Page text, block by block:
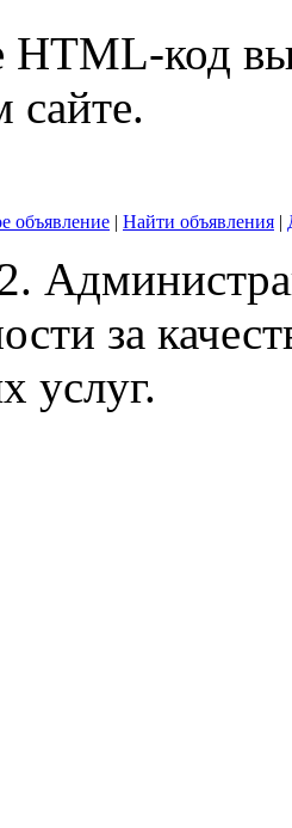
HTML-код
сайте.
объявление | Найти объявления |
за
услуг.